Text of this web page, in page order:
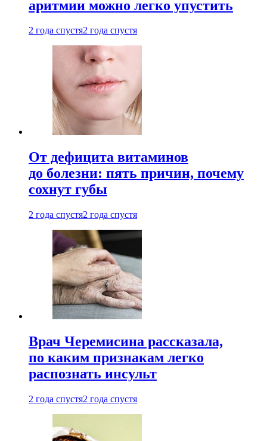
аритмии можно легко упустить
2 года спустя2 года спустя
От дефицита витаминов
до болезни: пять причин, почему
сохнут губы
2 года спустя2 года спустя
Врач Черемисина рассказала,
по каким признакам легко
распознать инсульт
2 года спустя2 года спустя